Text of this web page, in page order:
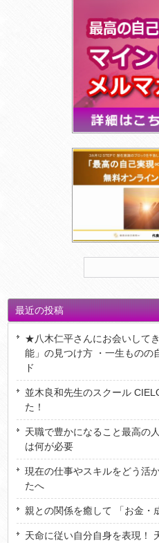
最近の投稿
★八木仁平さんにお会いして
能」の見つけ方 ・一生ものの
ド
並木良和先生のスクール
た！
天職で豊かになること最高の
は何が必要
現在の仕事やスキルをどう活
たへ
親との関係を癒して 「お金・
天命に従い自分自身を表現！